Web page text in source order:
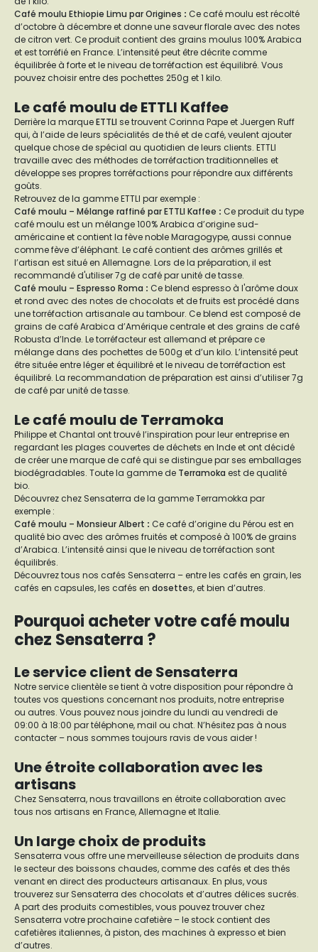
Café moulu Ethiopie Limu par Origines : Ce café moulu est récolté
d’octobre à décembre et donne une saveur florale avec des notes
de citron vert. Ce produit contient des grains moulus 100% Arabica
et est torréfié en France. L’intensité peut être décrite comme
équilibrée à forte et le niveau de torréfaction est équilibré. Vous
pouvez choisir entre des pochettes 250g et 1 kilo.
Le café moulu de ETTLI Kaffee
Derrière la marqueETTLI se trouvent Corinna Pape et Juergen Ruff
qui, à l’aide de leurs spécialités de thé et de café, veulent ajouter
quelque chose de spécial au quotidien de leurs clients. ETTLI
travaille avec des méthodes de torréfaction traditionnelles et
développe ses propres torréfactions pour répondre aux différents
goûts.
Retrouvez de la gamme ETTLI par exemple :
Café moulu – Mélange raffiné par ETTLI Kaffee : Ce produit du type
café moulu est un mélange 100% Arabica d’origine sud-
américaine et contient la fève noble Maragogype, aussi connue
comme fève d’éléphant. Le café contient des arômes grillés et
l’artisan est situé en Allemagne. Lors de la préparation, il est
recommandé d'utiliser 7g de café par unité de tasse.
Café moulu – Espresso Roma : Ce blend espresso à l'arôme doux
et rond avec des notes de chocolats et de fruits est procédé dans
une torréfaction artisanale au tambour. Ce blend est composé de
grains de café Arabica d’Amérique centrale et des grains de café
Robusta d’Inde. Le torréfacteur est allemand et prépare ce
mélange dans des pochettes de 500g et d’un kilo. L’intensité peut
être située entre léger et équilibré et le niveau de torréfaction est
équilibré. La recommandation de préparation est ainsi d’utiliser 7g
de café par unité de tasse.
Le café moulu de Terramoka
Philippe et Chantal ont trouvé l’inspiration pour leur entreprise en
regardant les plages couvertes de déchets en Inde et ont décidé
de créer une marque de café qui se distingue par ses emballages
biodégradables. Toute la gamme de Terramoka est de qualité
bio.
Découvrez chez Sensaterra de la gamme Terramokka par
exemple :
Café moulu – Monsieur Albert : Ce café d’origine du Pérou est en
qualité bio avec des arômes fruités et composé à 100% de grains
d’Arabica. L’intensité ainsi que le niveau de torréfaction sont
équilibrés.
Découvrez tous nos cafés Sensaterra – entre les cafés en grain, les
cafés en capsules, les cafés en dosettes, et bien d’autres.
Pourquoi acheter votre café moulu
chez Sensaterra ?
Le service client de Sensaterra
Notre service clientèle se tient à votre disposition pour répondre à
toutes vos questions concernant nos produits, notre entreprise
ou autres. Vous pouvez nous joindre du lundi au vendredi de
09:00 à 18:00 par téléphone, mail ou chat. N’hésitez pas à nous
contacter – nous sommes toujours ravis de vous aider !
Une étroite collaboration avec les
artisans
Chez Sensaterra, nous travaillons en étroite collaboration avec
tous nos artisans en France, Allemagne et Italie.
Un large choix de produits
Sensaterra vous offre une merveilleuse sélection de produits dans
le secteur des boissons chaudes, comme des cafés et des thés
venant en direct des producteurs artisanaux. En plus, vous
trouverez sur Sensaterra des chocolats et d’autres délices sucrés.
A part des produits comestibles, vous pouvez trouver chez
Sensaterra votre prochaine cafetière – le stock contient des
cafetières italiennes, à piston, des machines à expresso et bien
d’autres.